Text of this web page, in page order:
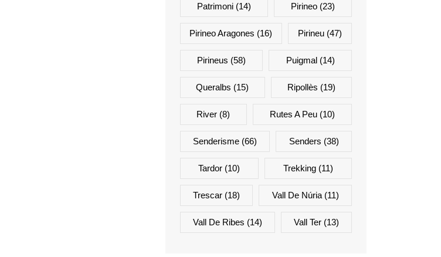
Patrimoni(14) Pirineo(23)
Pirineo Aragones (16) Pirineu (47)
Pirineus (58) Puigmal(14)
Queralbs (15) Ripollès (19)
River (8) Rutes A Peu (10)
Senderisme(66) Senders (38)
Tardor (10) Trekking (11)
Trescar(18) Vall De Núria(11)
Vall De Ribes (14) Vall Ter(13)